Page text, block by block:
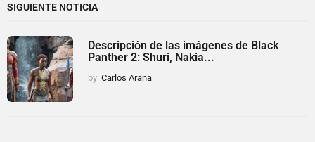
SIGUIENTE NOTICIA
Descripción de las imágenes de Black
Panther 2: Shuri, Nakia...
by Carlos Arana